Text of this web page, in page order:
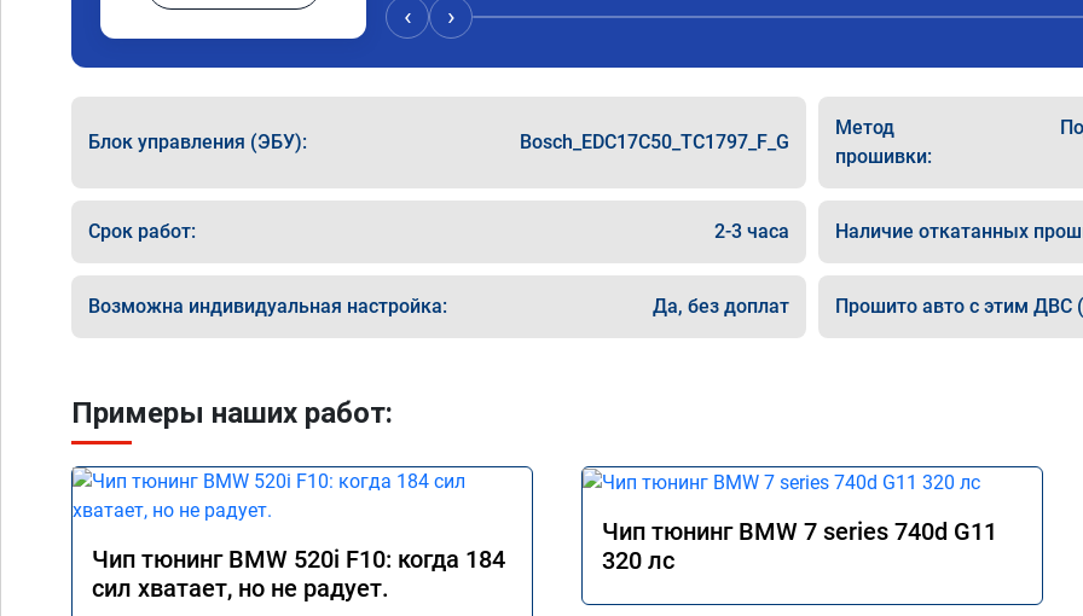
‹ ›
Блок управления (ЭБУ): Bosch_EDC17C50_TC1797_F_G
Метод
прошивки:
Срок работ: 2-3 часа Наличие откатанных
Возможна индивидуальная настройка: Да, без доплат Прошито авто с этим ДВС
Примеры наших работ:
Чип тюнинг BMW 520i F10: когда 184
сил хватает, но не радует.
Чип тюнинг BMW 7 series 740d G11
320 лс